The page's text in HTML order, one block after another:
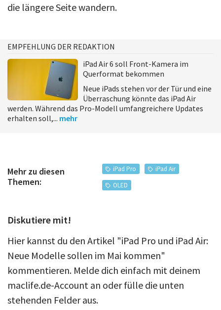
die längere Seite wandern.
EMPFEHLUNG DER REDAKTION
iPad Air 6 soll Front-Kamera im
Querformat bekommen
Neue iPads stehen vor der Tür und eine
Überraschung könnte das iPad Air
werden. Während das Pro-Modell umfangreichere Updates
erhalten soll,... mehr
Mehr zu diesen
Themen:
iPad Pro
iPad Air
OLED
Diskutiere mit!
Hier kannst du den Artikel "iPad Pro und iPad Air:
Neue Modelle sollen im Mai kommen"
kommentieren. Melde dich einfach mit deinem
maclife.de-Account an oder fülle die unten
stehenden Felder aus.